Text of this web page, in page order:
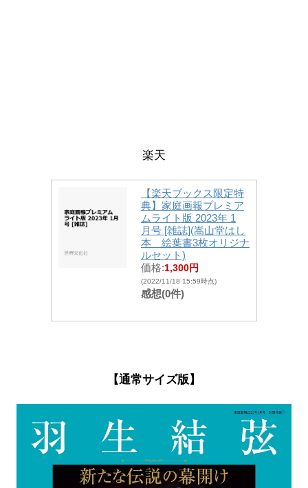
楽天
【楽天ブックス限定特
典】家庭画報プレミア
ムライト版 2023年 1
月号 [雑誌](嵩山堂はし
本 絵葉書3枚オリジナ
ルセット)
価格:1,300円
(2022/11/18 15:59時点)
感想(0件)
【通常サイズ版】